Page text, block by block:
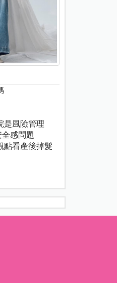
是風險管理
感問題
點看產後掉髮